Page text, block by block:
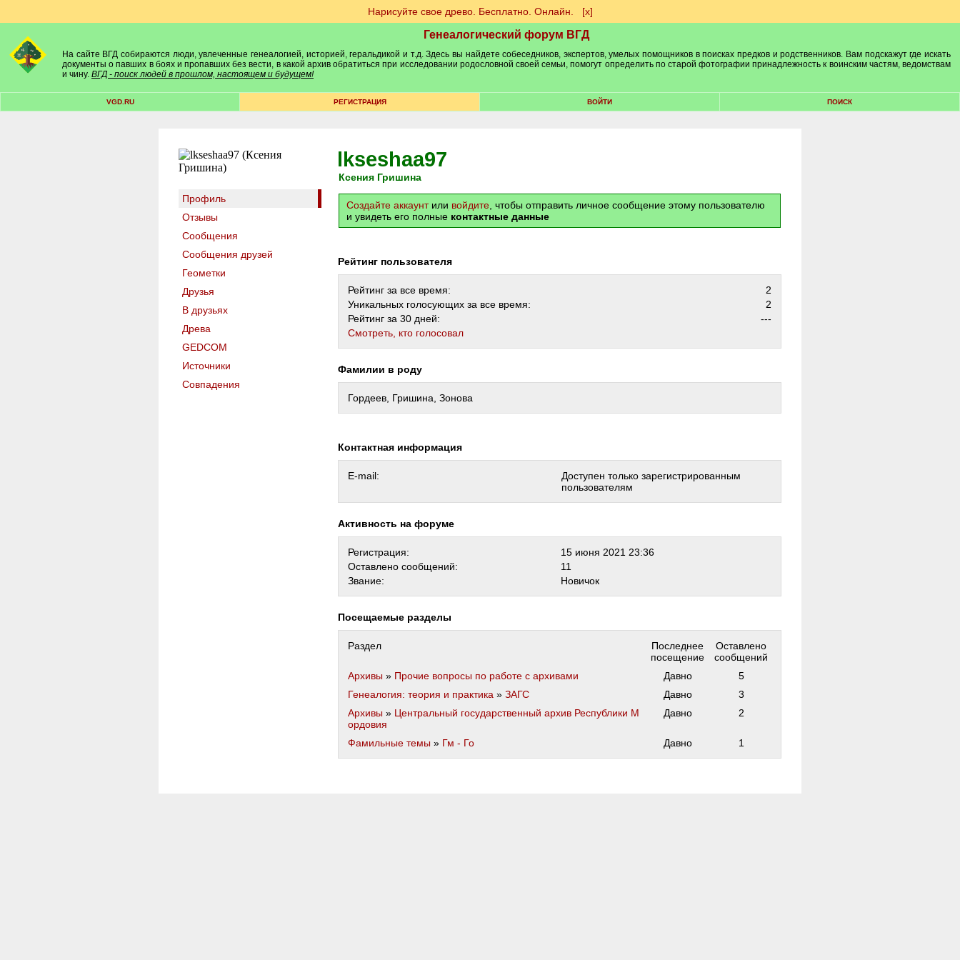
Нарисуйте свое древо. Бесплатно. Онлайн. [х]
Генеалогический форум ВГД
На сайте ВГД собираются люди, увлеченные генеалогией, историей, геральдикой и т.д. Здесь вы найдете собеседников, экспертов, умелых помощников в поисках предков и родственников. Вам подскажут где искать
документы о павших в боях и пропавших без вести, в какой архив обратиться при исследовании родословной своей семьи, помогут определить по старой фотографии принадлежность к воинским частям, ведомствам
и чину. ВГД - поиск людей в прошлом, настоящем и будущем!
VGD.RU РЕГИСТРАЦИЯ ВОЙТИ ПОИСК
Профиль
Отзывы
Сообщения
Сообщения друзей
Геометки
Друзья
В друзьях
Древа
GEDCOM
Источники
Совпадения
lkseshaa97
Ксения Гришина
Создайте аккаунтили войдите , чтобы отправить личное сообщение этому пользователю
и увидеть его полные контактные данные
Рейтинг пользователя
Рейтинг за все время:
2
Уникальных голосующих за все время:
2
Рейтинг за 30 дней:
---
Cмотреть, кто голосовал
Фамилии в роду
Гордеев, Гришина, Зонова
Контактная информация
E-mail:
Доступен только зарегистрированным
пользователям
Активность на форуме
Регистрация:
15 июня 2021 23:36
Оставлено сообщений:
11
Звание:
Новичок
Посещаемые разделы
Раздел
Последнее
посещение
Оставлено
сообщений
Архивы » Прочие вопросы по работе с архивами Давно
5
Генеалогия: теория и практика » ЗАГС Давно
3
Архивы » Центральный государственный архив Республики М
ордовия
Давно 2
Фамильные темы » Гм - Го Давно 1